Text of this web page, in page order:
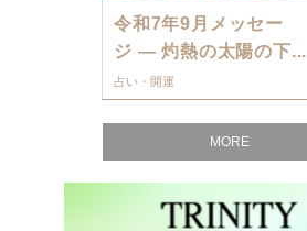
令和7年9月メッセー
ジ — 灼熱の太陽の下...
占い・開運
MORE